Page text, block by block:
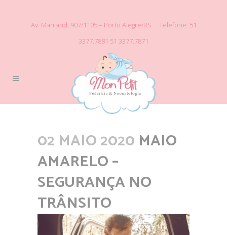
Av. Mariland, 907/1105 – Porto Alegre/RS
Telefone: 51
3377.7881 51 3377.7871
02 MAIO 2020 MAIO
AMARELO –
SEGURANÇA NO
TRÂNSITO